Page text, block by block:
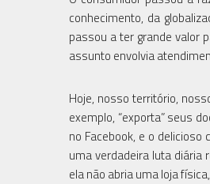
conhecimento, da
passou a ter grande valor
assunto envolvia
Hoje, nosso território,
exemplo, “exporta” seus
no Facebook, e o
uma verdadeira luta diária
ela não abria uma loja